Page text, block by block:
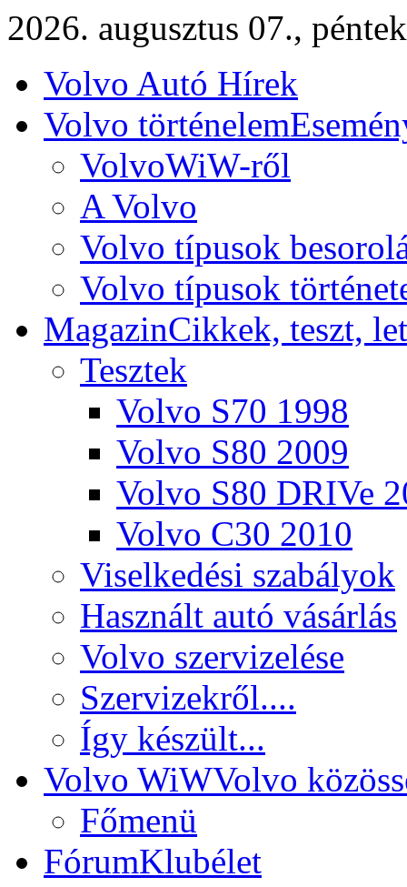
2026. augusztus 07., péntek
Volvo Autó Hírek
Volvo történelem
VolvoWiW-ről
A Volvo
Volvo típusok
Volvo típusok
MagazinCikkek, teszt,
Tesztek
Volvo S70 1998
Volvo S80 2009
Volvo S80 DRIVe
Volvo C30 2010
Viselkedési szabályok
Használt autó vásárlás
Volvo szervizelése
Szervizekről....
Így készült...
Volvo WiWVolvo
Főmenü
FórumKlubélet